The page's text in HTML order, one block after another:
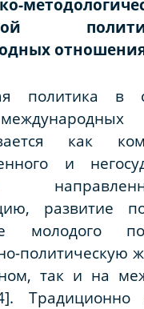
политика в
как
и
развитие
молодого
политическую
так и на
Традиционно